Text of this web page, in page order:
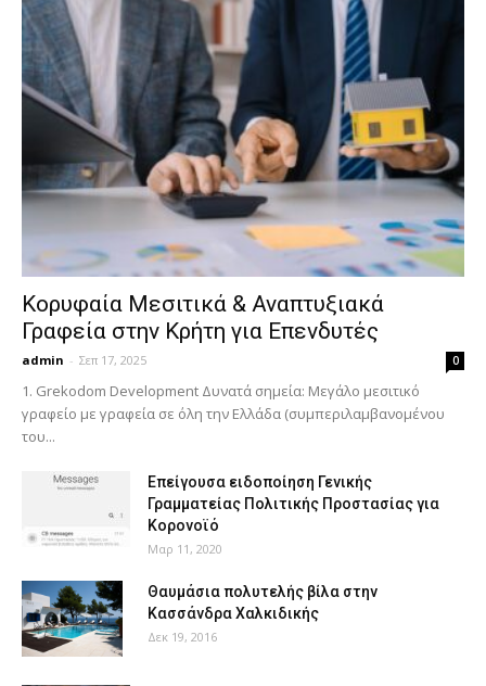
Κορυφαία Μεσιτικά & Αναπτυξιακά
Γραφεία στην Κρήτη για Επενδυτές
admin - Σεπ 17, 2025 0
1. Grekodom Development Δυνατά σημεία: Μεγάλο μεσιτικό
γραφείο με γραφεία σε όλη την Ελλάδα (συμπεριλαμβανομένου
του...
Επείγουσα ειδοποίηση Γενικής
Γραμματείας Πολιτικής Προστασίας για
Κορονοϊό
Μαρ 11, 2020
Θαυμάσια πολυτελής βίλα στην
Κασσάνδρα Χαλκιδικής
Δεκ 19, 2016